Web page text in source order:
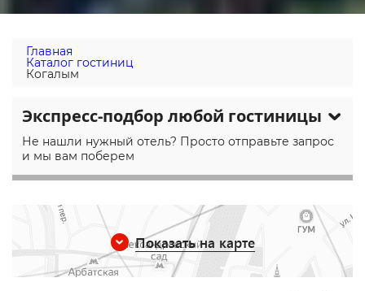
Главная
Каталог гостиниц
Когалым
Экспресс-подбор любой гостиницы
Не нашли нужный отель? Просто отправьте запрос
и мы вам поберем
Показать на карте